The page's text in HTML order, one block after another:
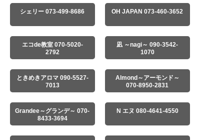
シェリー 073-499-8686 OH JAPAN 073-460-3652
エコde教室 070-5020-
2792
凪 ～nagi～ 090-3542-
1070
ときめきアロマ 090-5527-
7013
Almond～アーモンド～
070-8950-2831
Grandee～グランデ～ 070-
8433-3694
N エヌ 080-4641-4550